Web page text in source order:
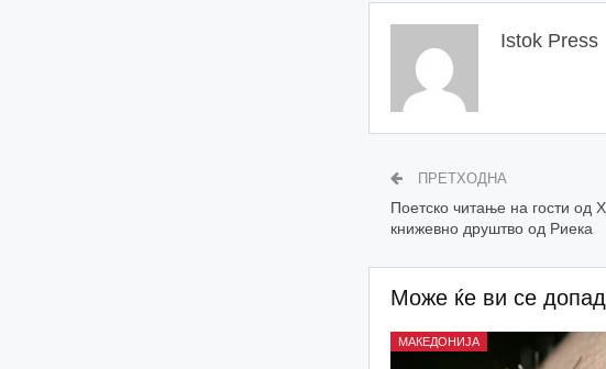
Istok Press
ПРЕТХОДНА
Поетско читање на гости од
книжевно друштво од Риека
Може ќе ви се
МАКЕДОНИЈА